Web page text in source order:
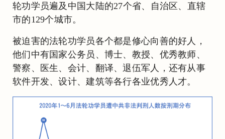
轮功学员遍及中国大陆的27个省、自治区、直辖
市的129个城市。
被迫害的法轮功学员各个都是修心向善的好人，
他们中有国家公务员、博士、教授、优秀教师、
警察、医生、会计、翻译、退伍军人，还有从事
软件开发、设计、建筑等各行各业优秀人才。